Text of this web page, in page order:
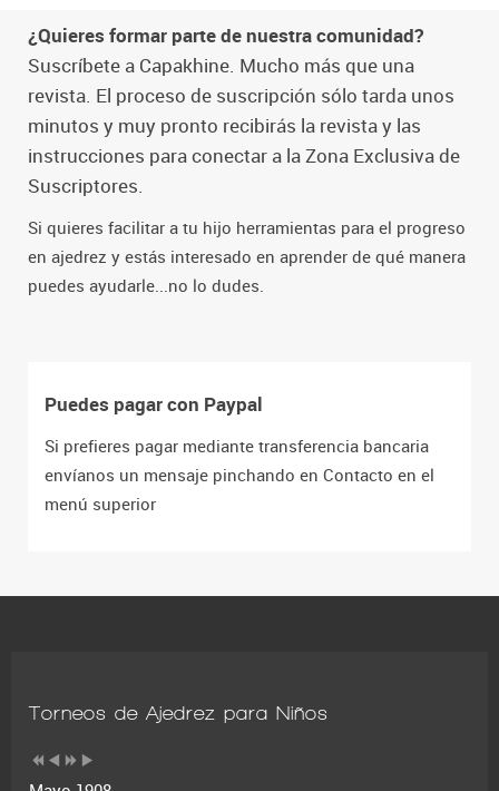
¿Quieres formar parte de nuestra comunidad?
Suscríbete a Capakhine. Mucho más que una
revista. El proceso de suscripción sólo tarda unos
minutos y muy pronto recibirás la revista y las
instrucciones para conectar a la Zona Exclusiva de
Suscriptores.
Si quieres facilitar a tu hijo herramientas para el progreso
en ajedrez y estás interesado en aprender de qué manera
puedes ayudarle...no lo dudes.
Puedes pagar con Paypal
Si prefieres pagar mediante transferencia bancaria
envíanos un mensaje pinchando en Contacto en el
menú superior
Torneos de Ajedrez para Niños